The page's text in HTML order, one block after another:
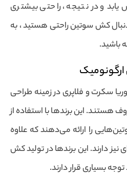
و در نتیجه ، راحتی بیشتری
دنبال کش سوتین راحتی هستید ، به
باشید.
ارگونومیک
سکرت و فلاپری در زمینه طراحی
این برندها با استفاده از
را ارائه می‌دهند که علاوه
نیز دارند. این برندها در تولید کش
بسیاری قرار دارند.